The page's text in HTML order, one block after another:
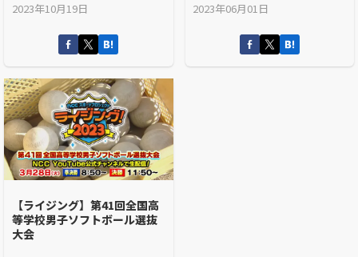
2023年10月19日
2023年06月01日
【ライジング】第41回全国高
等学校男子ソフトボール選抜
大会